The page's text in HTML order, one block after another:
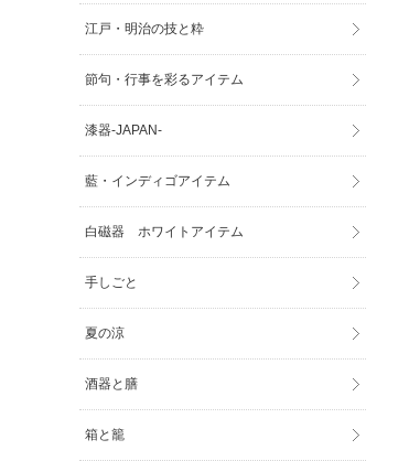
江戸・明治の技と粋
節句・行事を彩るアイテム
漆器-JAPAN-
藍・インディゴアイテム
白磁器 ホワイトアイテム
手しごと
夏の涼
酒器と膳
箱と籠